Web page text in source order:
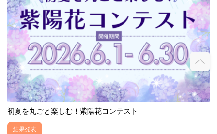
初夏を丸ごと楽しむ！紫陽花コンテスト
結果発表